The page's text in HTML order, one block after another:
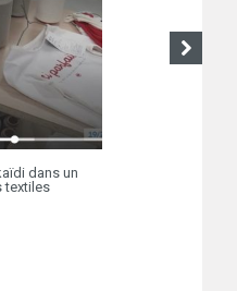
dans un
textiles